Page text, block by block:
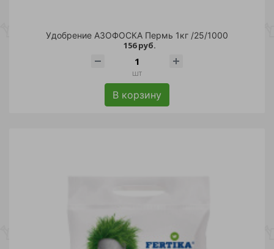
Удобрение АЗОФОСКА Пермь 1кг /25/1000
156 руб.
шт
В корзину